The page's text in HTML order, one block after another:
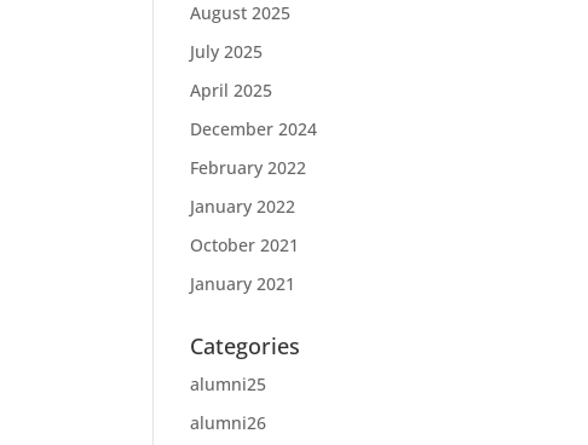
August 2025
July 2025
April 2025
December 2024
February 2022
January 2022
October 2021
January 2021
Categories
alumni25
alumni26